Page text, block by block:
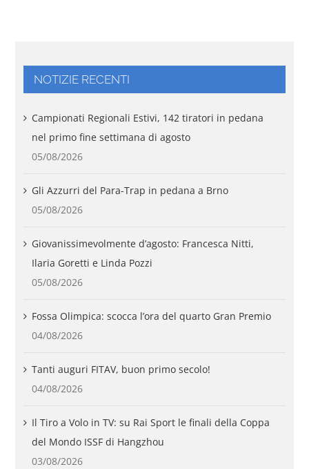
NOTIZIE RECENTI
Campionati Regionali Estivi, 142 tiratori in pedana
nel primo fine settimana di agosto
05/08/2026
Gli Azzurri del Para-Trap in pedana a Brno
05/08/2026
Giovanissimevolmente d’agosto: Francesca Nitti,
Ilaria Goretti e Linda Pozzi
05/08/2026
Fossa Olimpica: scocca l’ora del quarto Gran Premio
04/08/2026
Tanti auguri FITAV, buon primo secolo!
04/08/2026
Il Tiro a Volo in TV: su Rai Sport le finali della Coppa
del Mondo ISSF di Hangzhou
03/08/2026